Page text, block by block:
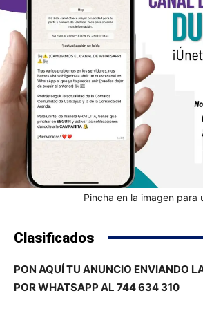
Pincha en la imagen para
Clasificados
PON AQUÍ TU ANUNCIO ENVIANDO
POR WHATSAPP AL 744 634 310